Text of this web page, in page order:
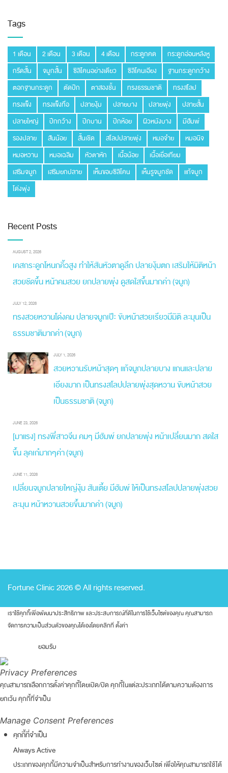
Tags
1 เดือน 2 เดือน 3 เดือน 4 เดือน กระดูกคด
กระดูกอ่อนหลังหู
กรีดสั้น
จมูกสั้น ซิลิโคนอย่างเดียว ซิลิโคนเอียง
ฐานกระดูกกว้าง
ตอกฐานกระดูก
ตัดปีก ตาสองชั้น ทรงธรรมชาติ
ทรงสโลป
ทรงแข็ง
ทรงแข็งทื่อ ปลายงุ้ม ปลายบาง ปลายพุ่ง
ปลายสั้น
ปลายใหญ่
ปีกกว้าง ปีกบาน ปีกห้อย ผิวหนังบาง
มีฮัมพ์
รองปลาย
สันน้อย สั้นเชิด สโลปปลายพุ่ง หมอจ๋าย
หมอนิจ
หมอหวาน
หมอเฉลิม หัวตาหัก เนื้อน้อย
เนื้อเยื่อเทียม
เสริมจมูก
เสริมยกปลาย เห็นขอบซิลิโคน เห็นรูจมูกชัด
แก้จมูก
โด่งพุ่ง
Recent Posts
AUGUST 2, 2026
เคสกระดูกโหนกคิ้วสูง ทำให้สันหัวตาดูลึก ปลายงุ้มตก เสริมให้มิติหน้า
สวยชัดขึ้น หน้าคมสวย ยกปลายพุ่ง ดูสดใสขึ้นมากค่า (จมูก)
JULY 12, 2026
ทรงสวยหวานโด่งคม ปลายจมูกเป๊ะ ขับหน้าสวยเรียวมีมิติ ละมุนเป็น
ธรรมชาติมากค่า (จมูก)
JULY 1, 2026
สวยหวานรับหน้าสุดๆ แก้จมูกปลายบาง แกนและปลาย
เอียงมาก เป็นทรงสโลปปลายพุ่งสุดหวาน ขับหน้าสวย
เป็นธรรมชาติ (จมูก)
JUNE 23, 2026
[มาแรง] ทรงพี่สาวจีน คมๆ มีฮัมพ์ ยกปลายพุ่ง หน้าเปลี่ยนมาก สดใส
ขึ้น ลุคเก๋มากๆค่า (จมูก)
JUNE 11, 2026
เปลี่ยนจมูกปลายใหญ่งุ้ม สันเตี้ย มีฮัมพ์ ให้เป็นทรงสโลปปลายพุ่งสวย
ละมุน หน้าหวานสวยขึ้นมากค่า (จมูก)
Fortune Clinic 2026 © All rights reserved.
เราใช้คุกกี้เพื่อพัฒนาประสิทธิภาพ และประสบการณ์ที่ดีในการใช้เว็บไซต์ของคุณ คุณสามารถ
จัดการความเป็นส่วนตัวของคุณได้เองโดยคลิกที่ตั้งค่า
ยอมรับ
Privacy Preferences
คุณสามารถเลือกการตั้งค่าคุกกี้โดยเปิด/ปิด คุกกี้ในแต่ละประเภทได้ตามความต้องการ
ยกเว้น คุกกี้ที่จำเป็น
Manage Consent Preferences
คุกกี้ที่จำเป็น
Always Active
ประเภทของคุกกี้มีความจำเป็นสำหรับการทำงานของเว็บไซต์ เพื่อให้คุณสามารถใช้ได้